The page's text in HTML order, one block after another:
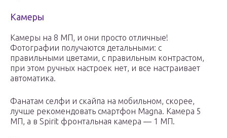
Камеры
Камеры на 8 МП, и они просто отличные!
Фотографии получаются детальными: с
правильными цветами, с правильным контрастом,
при этом ручных настроек нет, и все настраивает
автоматика.
Фанатам селфи и скайпа на мобильном, скорее,
лучше рекомендовать смартфон Magna. Камера 5
МП, а в Spirit фронтальная камера — 1 МП.